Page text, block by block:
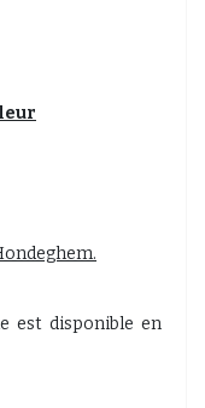
est disponible en